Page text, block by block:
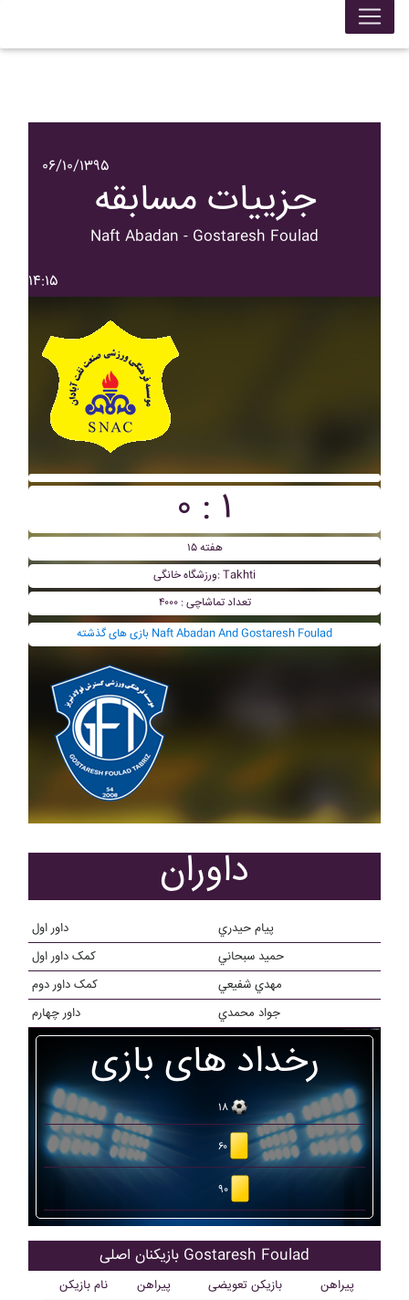
۰۶/۱۰/۱۳۹۵
جزییات مسابقه
Naft Abadan - Gostaresh Foulad
۱۴:۱۵
۰ : ۱
هفته ۱۵
ورزشگاه خانگی: Takhti
تعداد تماشاچی : ۴۰۰۰
بازی های گذشته Naft Abadan And Gostaresh Foulad
داوران
داور اول
پيام حيدري
کمک داور اول
حميد سبحاني
کمک داور دوم
مهدي شفيعي
داور چهارم
جواد محمدي
رخداد های بازی
۱۸
۶۰
۹۰
بازیکنان اصلی Gostaresh Foulad
نام بازیکن پیراهن بازیکن تعویضی پیراهن